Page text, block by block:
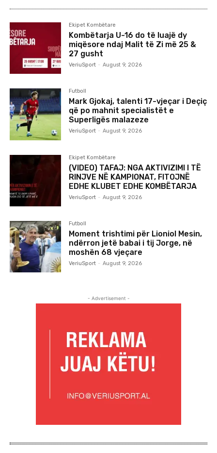
Ekipet Kombëtare
Kombëtarja U-16 do të luajë dy
miqësore ndaj Malit të Zi më 25 &
27 gusht
VeriuSport - August 9, 2026
Futboll
Mark Gjokaj, talenti 17-vjeçar i Deçiç
që po mahnit specialistët e
Superligës malazeze
VeriuSport - August 9, 2026
Ekipet Kombëtare
(VIDEO) TAFAJ: NGA AKTIVIZIMI I TË
RINJVE NË KAMPIONAT, FITOJNË
EDHE KLUBET EDHE KOMBËTARJA
VeriuSport - August 9, 2026
Futboll
Moment trishtimi për Lioniol Mesin,
ndërron jetë babai i tij Jorge, në
moshën 68 vjeçare
VeriuSport - August 9, 2026
- Advertisement -